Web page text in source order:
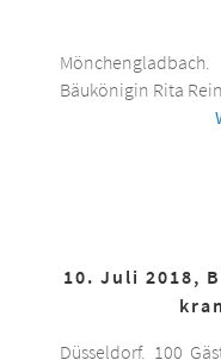
Bäukönigin Rita
10. Juli 2018,
Düsseldorf. 100